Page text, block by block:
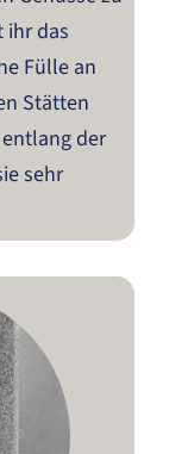
ihr das
Fülle an
Stätten
der
sehr